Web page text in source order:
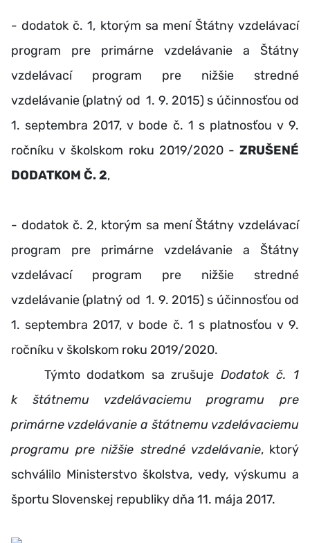
- dodatok č. 1, ktorým sa mení Štátny vzdelávací
program pre primárne vzdelávanie a Štátny
vzdelávací program pre nižšie stredné
vzdelávanie (platný od 1. 9. 2015) s účinnosťou od
1. septembra 2017, v bode č. 1 s platnosťou v 9.
ročníku v školskom roku 2019/2020 - ZRUŠENÉ
DODATKOM Č. 2,
- dodatok č. 2, ktorým sa mení Štátny vzdelávací
program pre primárne vzdelávanie a Štátny
vzdelávací program pre nižšie stredné
vzdelávanie (platný od 1. 9. 2015) s účinnosťou od
1. septembra 2017, v bode č. 1 s platnosťou v 9.
ročníku v školskom roku 2019/2020.
Týmto dodatkom sa zrušuje Dodatok č. 1
k štátnemu vzdelávaciemu programu pre
primárne vzdelávanie a štátnemu vzdelávaciemu
programu pre nižšie stredné vzdelávanie, ktorý
schválilo Ministerstvo školstva, vedy, výskumu a
športu Slovenskej republiky dňa 11. mája 2017.